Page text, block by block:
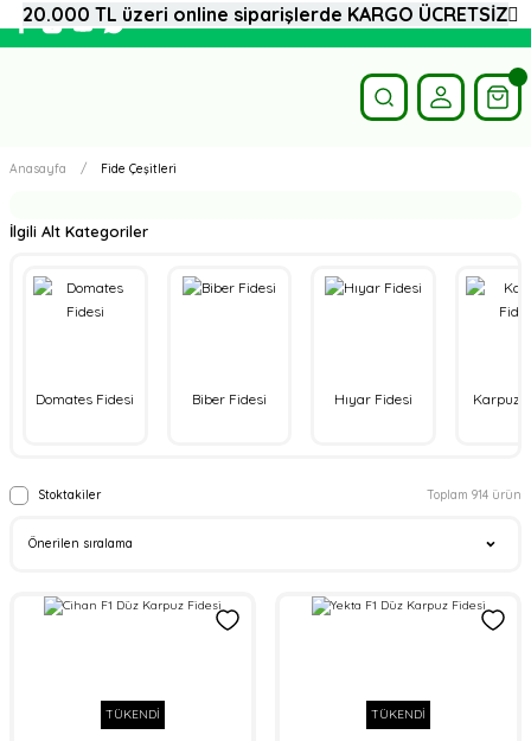
Anasayfa Fide Çeşitleri
İlgili Alt Kategoriler
Domates Fidesi Biber Fidesi Hıyar Fidesi Karpuz
Stoktakiler Toplam 914 ürün
TÜKENDİ TÜKENDİ
20.000 TL üzeri online siparişlerde KARGO ÜCRETSİZ